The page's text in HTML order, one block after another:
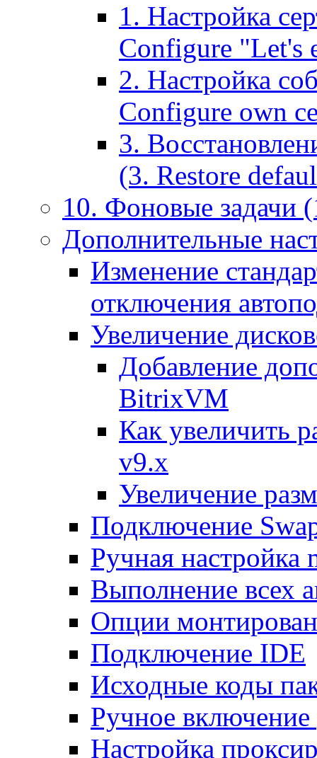
1. Настройка
Configure "Let's
2. Настройка
Configure own
3.
(3. Restore
10. Фоновые задачи
Дополнительные
Изменение
отключения
Увеличение
Добавление
BitrixVM
Как увеличить
v9.x
Увеличение
Подключение
Ручная настройка
Выполнение всех
Опции
Подключение IDE
Исходные коды
Ручное
Настройка